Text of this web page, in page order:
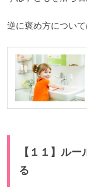
逆に褒め方につい
【１１】ル
る